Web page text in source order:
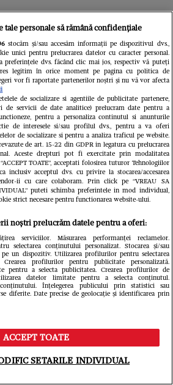
tale personale să rămână confidențiale
stocăm și/sau accesăm informații pe dispozitivul dvs.,
unici pentru prelucrarea datelor cu caracter personal.
preferințele dvs. făcând clic mai jos, respectiv vă puteți
legitim în orice moment pe pagina cu politica de
vor fi raportate partenerilor noștri și nu vă vor afecta
de socializare si agentiile de publicitate partenere,
de servicii de date analitice) prelucram date pentru a
pentru a personaliza continutul si anunturile
de interesele si/sau profilul dvs., pentru a va oferi
de socializare si pentru a analiza traficul pe website.
de art. 15-22 din GDPR in legatura cu prelucrarea
Aceste drepturi pot fi exercitate prin modalitatea
TOATE”, acceptati folosirea tuturor Tehnologiilor
inclusiv acceptul dvs. cu privire la stocarea/accesarea
ii cu care colaboram. Prin click pe “VREAU SA
puteti schimba preferintele in mod individual,
strict necesare pentru functionarea website-ului.
noștri prelucrăm datele pentru a oferi:
serviciilor. Măsurarea performanței reclamelor.
selectarea conținutului personalizat. Stocarea și/sau
un dispozitiv. Utilizarea profilurilor pentru selectarea
Crearea profilurilor pentru publicitate personalizată.
pentru a selecta publicitatea. Crearea profilurilor de
datelor limitate pentru a selecta conținutul.
Înțelegerea publicului prin statistici sau
diferite. Date precise de geolocație și identificarea prin
ACCEPT TOATE
SETARILE INDIVIDUAL